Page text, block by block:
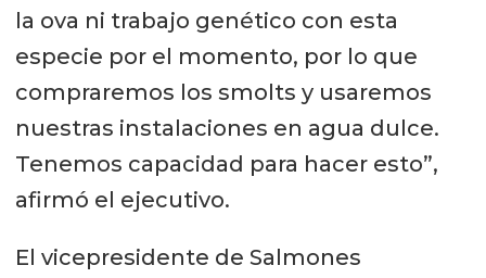
opciones disponibles para mantener
la situación de piojo de mar bajo
control”.
La compañía, de hecho, participó en
un proceso en que se analizó cuáles
combatir el Caligus en Noruega y
la ova ni trabajo genético con esta
especie por el momento, por lo que
compraremos los smolts y usaremos
nuestras instalaciones en agua dulce.
Tenemos capacidad para hacer esto”,
afirmó el ejecutivo.
El vicepresidente de Salmones